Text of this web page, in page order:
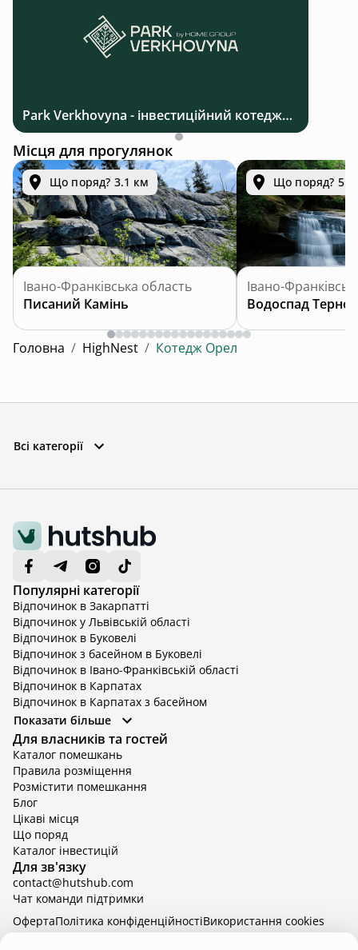
Park Verkhovyna - інвестиційний котеджний комплекс біля Верховини в Карпатах
Місця для прогулянок
Що поряд? 3.1 км
Івано-Франківська область
Писаний Камінь
Що поряд? 5.0
Івано-
Водоспад
Головна / HighNest / Котедж Орел
Всі категорії
Популярні категорії
Відпочинок в Закарпатті
Відпочинок у Львівській області
Відпочинок в Буковелі
Відпочинок з басейном в Буковелі
Відпочинок в Івано-Франківській області
Відпочинок в Карпатах
Відпочинок в Карпатах з басейном
Відпочинок в Київській області
Відпочинок в Київській області з басейном
Відпочинок в Тернопільській області
Відпочинок у Вінницькій області
Відпочинок в Яремче
Відпочинок у Львівській області з басейном
Відпочинок з басейном в Тернопільській області
Показати більше
Для власників та гостей
Каталог помешкань
Правила розміщення
Розмістити помешкання
Блог
Цікаві місця
Що поряд
Каталог інвестицій
Для зв'язку
contact@hutshub.com
Чат команди підтримки
hutshub | ©2026
ОфертаПолітика конфіденційностіBикористання cookies